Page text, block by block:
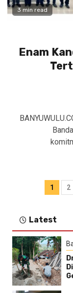
3 min read
Enam
1 2
Latest